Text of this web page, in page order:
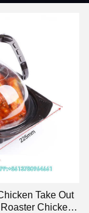
Chicken
Take Out
Chicken